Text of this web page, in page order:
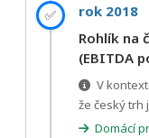
✅
rok 2018
Rohlík na
(EBITDA
V
že český trh
Domácí